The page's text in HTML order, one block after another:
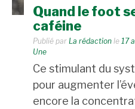
Quand le foot
caféine
Publié par La rédaction le 17
Une
Ce stimulant du
pour augmenter
encore la